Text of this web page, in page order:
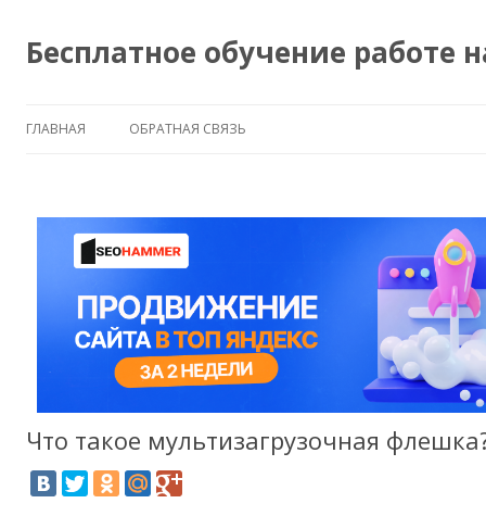
Бесплатное обучение работе
ГЛАВНАЯ ОБРАТНАЯ СВЯЗЬ
Что такое мультизагрузочная